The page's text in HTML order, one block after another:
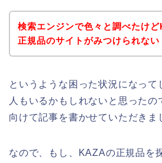
検索エンジンで色々と調べたけ
正規品のサイトがみつけられない
というような困った状況になって
人もいるかもしれないと思ったの
向けて記事を書かせていただきま
なので、もし、KAZAの正規品を